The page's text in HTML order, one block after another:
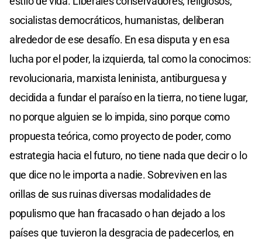
socialistas democráticos, humanistas, deliberan
alrededor de ese desafío. En esa disputa y en esa
lucha por el poder, la izquierda, tal como la conocimos:
revolucionaria, marxista leninista, antiburguesa y
decidida a fundar el paraíso en la tierra, no tiene lugar,
no porque alguien se lo impida, sino porque como
propuesta teórica, como proyecto de poder, como
estrategia hacia el futuro, no tiene nada que decir o lo
que dice no le importa a nadie. Sobreviven en las
orillas de sus ruinas diversas modalidades de
populismo que han fracasado o han dejado a los
países que tuvieron la desgracia de padecerlos, en